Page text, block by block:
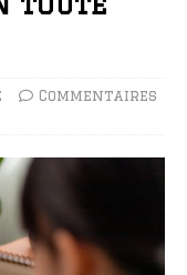
Commentaires